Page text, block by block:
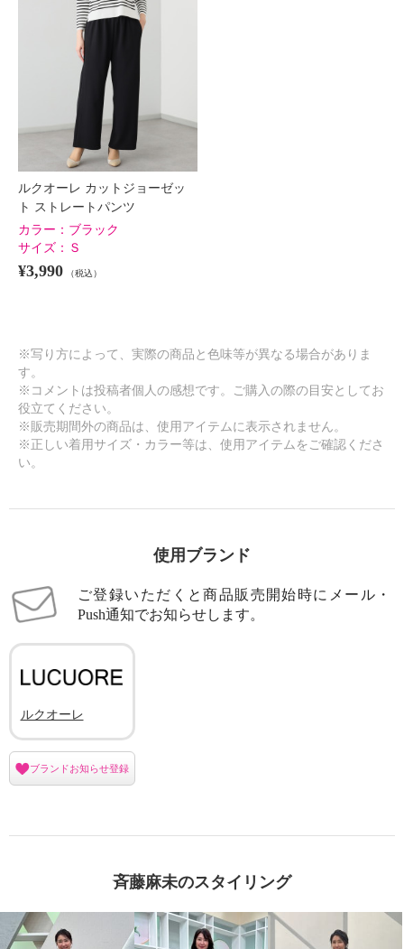
ルクオーレ カットジョーゼッ
ト ストレートパンツ
カラー： ブラック
サイズ： Ｓ
¥3,990 （税込）
※写り方によって、実際の商品と色味等が異なる場合がありま
す。
※コメントは投稿者個人の感想です。ご購入の際の目安としてお
役立てください。
※販売期間外の商品は、使用アイテムに表示されません。
※正しい着用サイズ・カラー等は、使用アイテムをご確認くださ
い。
使用ブランド
ご登録いただくと商品販売開始時にメール・
Push通知でお知らせします。
ルクオーレ
ブランドお知らせ登録
斉藤麻未のスタイリング